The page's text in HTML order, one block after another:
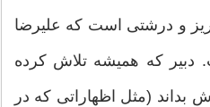
ریز و درشتی است که علیرضا
دبیر که همیشه تلاش کرده
بداند (مثل اظهاراتی که در